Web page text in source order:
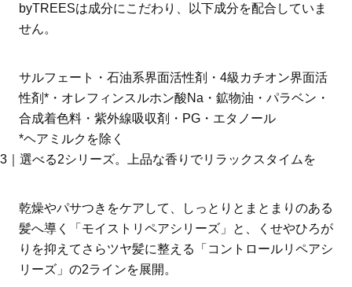
byTREESは成分にこだわり、以下成分を配合していま
せん。
サルフェート・石油系界面活性剤・4級カチオン界面活
性剤*・オレフィンスルホン酸Na・鉱物油・パラベン・
合成着色料・紫外線吸収剤・PG・エタノール
*ヘアミルクを除く
3｜選べる2シリーズ。上品な香りでリラックスタイムを
乾燥やパサつきをケアして、しっとりとまとまりのある
髪へ導く「モイストリペアシリーズ」と、くせやひろが
りを抑えてさらツヤ髪に整える「コントロールリペアシ
リーズ」の2ラインを展開。